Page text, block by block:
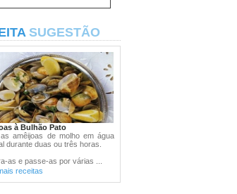
SUGESTÃO
à Bulhão Pato
amêijoas de molho em água
durante duas ou três horas.
as e passe-as por várias ...
receitas